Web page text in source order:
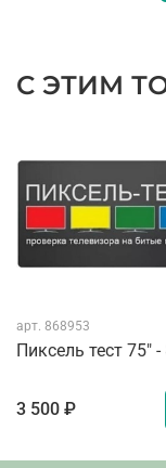
С ЭТИМ
арт. 868953
Пиксель тест 75" -
3 500 ₽